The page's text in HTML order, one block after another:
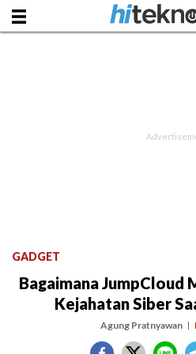
GADGET
Bagaimana JumpCloud
Kejahatan Siber
Agung Pratnyawan